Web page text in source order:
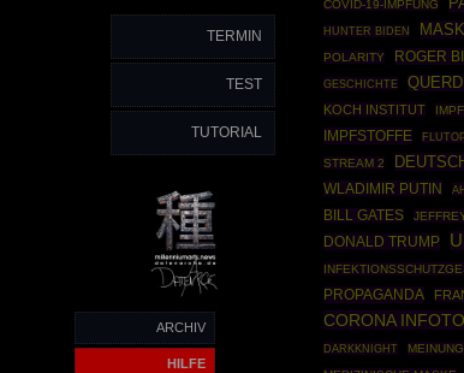
TERMIN
TEST
TUTORIAL
ARCHIV
HILFE
COVID-19-IMPFUNG
HUNTER BIDEN
POLARITY
ROGER
GESCHICHTE
KOCH INSTITUT
IMPFSTOFFE
STREAM 2
WLADIMIR PUTIN
BILL GATES
DONALD TRUMP
PROPAGANDA
CORONA
DARKKNIGHT